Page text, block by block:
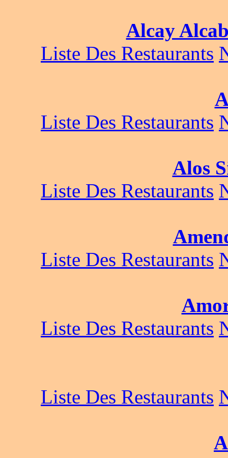
Alcay
Liste Des Restaurants
Liste Des Restaurants
Alos
Liste Des Restaurants
Liste Des Restaurants
Liste Des Restaurants
Liste Des Restaurants